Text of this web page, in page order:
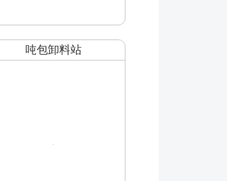
吨包卸料站